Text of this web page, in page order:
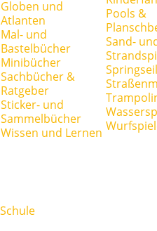
Globen und
Atlanten
Mal- und
Bastelbücher
Minibücher
Sachbücher &
Ratgeber
Sticker- und
Sammelbücher
Wissen und Lernen
Pools &
Sand-
Schule